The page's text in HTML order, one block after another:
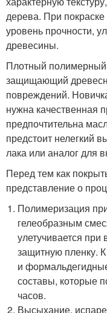
дерева. При
уровень прочности,
древесины.
Плотный полимерный
защищающий
повреждений.
нужна качественная
предпочтительна
предстоит нелегкий
лака или аналог для
Перед тем как
представление о
Полимеризация
гелеобразным
улетучивается
защитную пленку.
и
составы, которые
часов.
Высыхание,